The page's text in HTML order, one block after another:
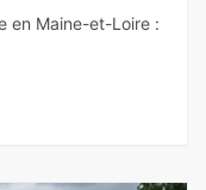
en Maine-et-Loire :